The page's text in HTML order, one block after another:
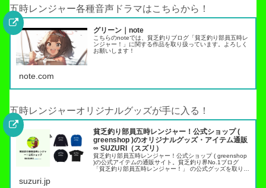
五時レンジャー各種音声ドラマはこちらから！
グリーン｜note
こちらのnoteでは、貧乏釣りブログ「貧乏釣り部員五時レ
ンジャー！」に関する作品を取り扱っています。よろしく
お願いします！
note.com
五時レンジャーオリジナルグッズが手に入る！
貧乏釣り部員五時レンジャー！公式ショップ (
greenshop )のオリジナルグッズ・アイテム通販
∞ SUZURI（スズリ）
貧乏釣り部員五時レンジャー！公式ショップ ( greenshop
)の公式アイテムの通販サイト。貧乏釣り界No.1ブログ
「貧乏釣り部員五時レンジャー！」 の公式グッズを取り扱
suzuri.jp